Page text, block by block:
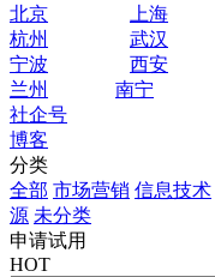
北京
上海
杭州
武汉
宁波
西安
兰州
南宁
社企号
博客
分类
全部 市场营销 信息技术
源 未分类
申请试用
HOT